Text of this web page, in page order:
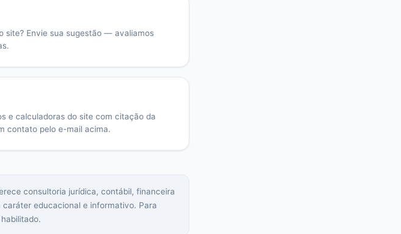
site? Envie sua sugestão — avaliamos
e calculadoras do site com citação da
contato pelo e-mail acima.
consultoria jurídica, contábil, financeira
educacional e informativo. Para